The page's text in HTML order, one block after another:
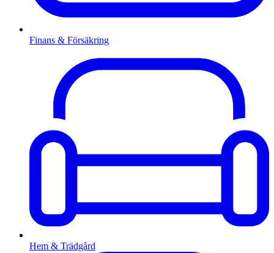
Finans & Försäkring
Hem & Trädgård